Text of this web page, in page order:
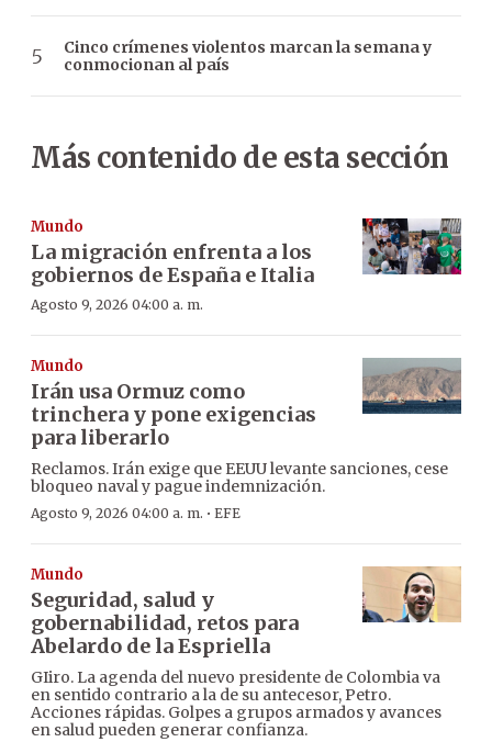
Cinco crímenes violentos marcan la semana y
conmocionan al país
Más contenido de esta sección
Mundo
La migración enfrenta a los
gobiernos de España e Italia
Agosto 9, 2026 04:00 a. m.
Mundo
Irán usa Ormuz como
trinchera y pone exigencias
para liberarlo
Reclamos. Irán exige que EEUU levante sanciones, cese
bloqueo naval y pague indemnización.
Agosto 9, 2026 04:00 a. m. · EFE
Mundo
Seguridad, salud y
gobernabilidad, retos para
Abelardo de la Espriella
GIiro. La agenda del nuevo presidente de Colombia va
en sentido contrario a la de su antecesor, Petro.
Acciones rápidas. Golpes a grupos armados y avances
en salud pueden generar confianza.